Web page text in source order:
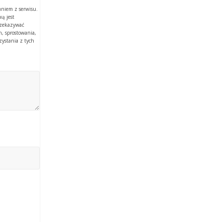
z serwisu.
jest
sprostowania,
z tych